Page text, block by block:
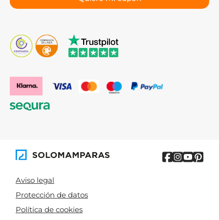
Aviso legal
Protección de datos
Política de cookies